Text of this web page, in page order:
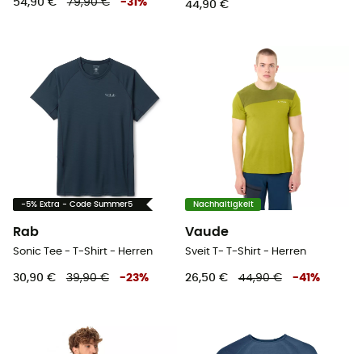
54,90 € 79,90 € -31 % 44,90 €
-5% Extra - Code Summer5
Rab
Sonic Tee - T-Shirt - Herren
30,90 € 39,90 € -23%
Nachhaltigkeit
Vaude
Sveit T- T-Shirt - Herren
26,50 € 44,90 € -41 %